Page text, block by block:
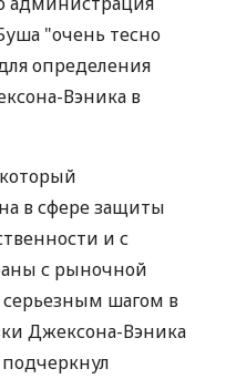
"очень тесно
определения
Вэника в
в сфере защиты
и с
с рыночной
серьезным шагом в
Джексона-Вэника